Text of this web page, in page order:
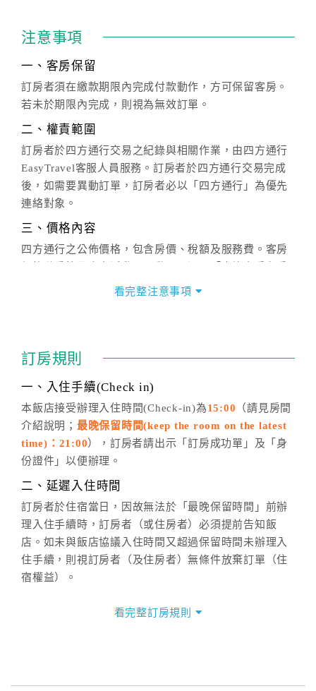
注意事項
一、客房保留
訂房者須在繳款期限內完成付款動作，方可保留客房。
若未於期限內完成，則視為無效訂單。
二、權責範圍
訂房者於四方通行交易之紀錄與相關作業，由四方通行
EasyTravel客服人員服務。訂房者於四方通行交易完成
後，如需要異動訂單，訂房者必以「四方通行」為優先
連絡對象。
三、價格內容
四方通行之公佈價格，包含房價、稅額及服務費。客房
價」之當日價格為標準。
話方式異動訂單。
※非客服時間之申辦異動，皆為次日計算及辦理。
五、客服時間
週一至週日，上午9:00～晚上6:00
六、聯絡方式
(07)9682715 。
看完整注意事項
訂房規則
一、入住手續(Check in)
本飯店接受辦理入住時間(Check-in)為15:00 （請見房間
介紹說明； 最晚保留時間(keep the room on the latest
time)：21:00），訂房者請出示「訂房成功單」及「身
份證件」以便辦理。
二、延遲入住時間
訂房者於住宿當日，因故無法於「最晚保留時間」前辦
理入住手續時，訂房者（或住房者）必須提前告知飯
店。如未與飯店協議入住時間又超過保留時間未辦理入
住手續，則視訂房者（及住房者）無條件放棄訂單（住
宿權益）。
四、訂單異動
看完整訂房規則